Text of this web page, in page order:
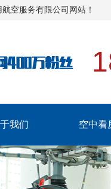
空服务有限公司网站！
我们 空中看